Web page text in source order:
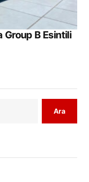
Group B Esintili
Ara